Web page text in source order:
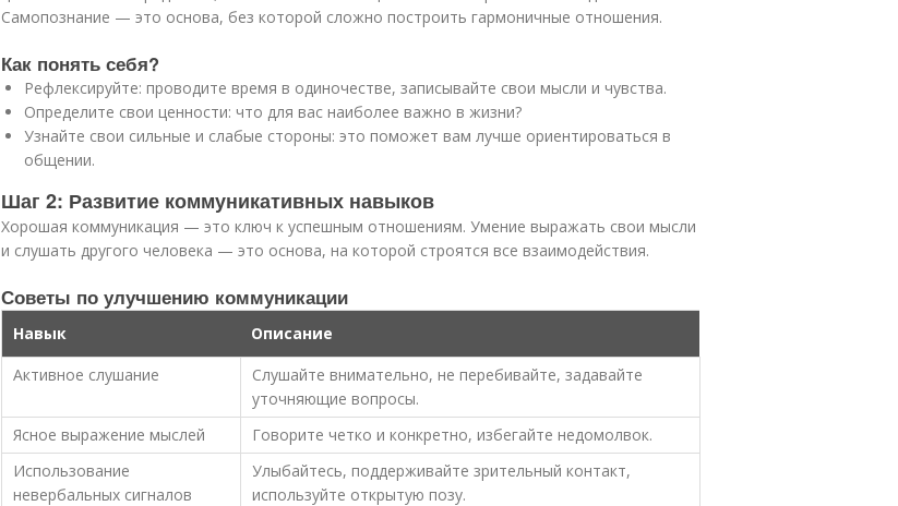
Самопознание — это основа, без которой сложно построить гармоничные отношения.
Как понять себя?
Рефлексируйте: проводите время в одиночестве, записывайте свои мысли и чувства.
Определите свои ценности: что для вас наиболее важно в жизни?
Узнайте свои сильные и слабые стороны: это поможет вам лучше ориентироваться в
общении.
Шаг 2: Развитие коммуникативных навыков
Хорошая коммуникация — это ключ к успешным отношениям. Умение выражать свои мысли
и слушать другого человека — это основа, на которой строятся все взаимодействия.
Советы по улучшению коммуникации
Навык
Описание
Активное слушание
Слушайте внимательно, не перебивайте, задавайте
уточняющие вопросы.
Ясное выражение мыслей
Говорите четко и конкретно, избегайте недомолвок.
Использование
невербальных сигналов
Улыбайтесь, поддерживайте зрительный контакт,
используйте открытую позу.